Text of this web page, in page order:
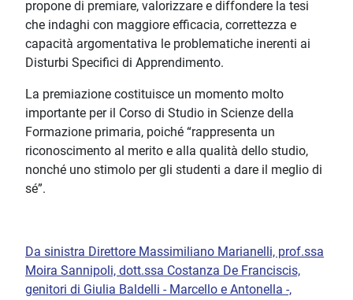
propone di premiare, valorizzare e diffondere la tesi
che indaghi con maggiore efficacia, correttezza e
capacità argomentativa le problematiche inerenti ai
Disturbi Specifici di Apprendimento.
La premiazione costituisce un momento molto
importante per il Corso di Studio in Scienze della
Formazione primaria, poiché “rappresenta un
riconoscimento al merito e alla qualità dello studio,
nonché uno stimolo per gli studenti a dare il meglio di
sé”.
Da sinistra Direttore Massimiliano Marianelli, prof.ssa
Moira Sannipoli, dott.ssa Costanza De Franciscis,
genitori di Giulia Baldelli - Marcello e Antonella -,